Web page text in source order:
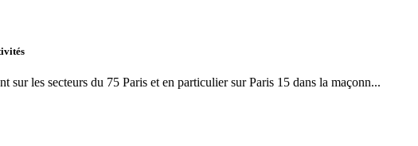
sur les secteurs du 75 Paris et en particulier sur Paris 15 dans la maçonn...